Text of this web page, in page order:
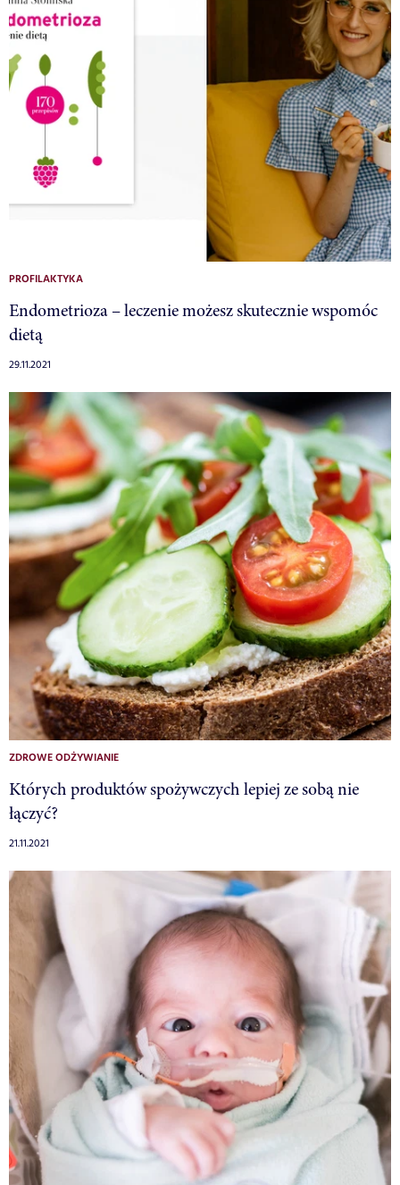
PROFILAKTYKA
Endometrioza – leczenie możesz skutecznie wspomóc
dietą
29.11.2021
ZDROWE ODŻYWIANIE
Których produktów spożywczych lepiej ze sobą nie
łączyć?
21.11.2021